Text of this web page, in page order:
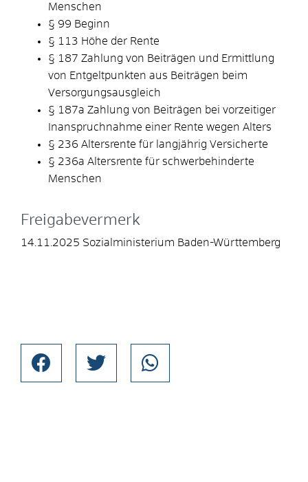
Menschen
§ 99 Beginn
§ 113 Höhe der Rente
§ 187 Zahlung von Beiträgen und Ermittlung
von Entgeltpunkten aus Beiträgen beim
Versorgungsausgleich
§ 187a Zahlung von Beiträgen bei vorzeitiger
Inanspruchnahme einer Rente wegen Alters
§ 236 Altersrente für langjährig Versicherte
§ 236a Altersrente für schwerbehinderte
Menschen
Freigabevermerk
14.11.2025 Sozialministerium Baden-Württemberg